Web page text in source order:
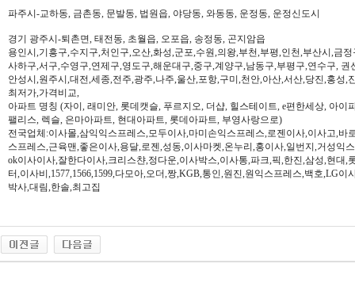
파주시-교하동, 금촌동, 문발동, 법원읍, 야당동, 와동동, 운정동, 운정신도시
경기 광주시-퇴촌면, 태전동, 초월읍, 오포읍, 송정동, 곤지암읍
용인시,기흥구,수지구,처인구,오산,화성,군포,수원,의왕,부천,부평,인천,부산시,금
사하구,서구,수영구,연제구,영도구,해운대구,중구,계양구,남동구,부평구,연수구,
안성시,원주시,대전,세종,전주,광주,나주,울산,포항,구미,천안,아산,서산,당진,홍성,
최저가,가격비교,
아파트 명칭 (자이, 래미안, 롯데캣슬, 푸르지오, 더샵, 힐스테이트, e편한세상, 아이
팰리스, 렉슬, 은마아파트, 현대아파트, 롯데아파트, 부영사랑으로)
전국업체:이사몰,삼익익스프레스,모두이사,마미손익스프레스,로젠이사,이사고,바
스프레스,근육맨,좋은이사,용달,로젠,성동,이사마켓,온누리,홍이사,일번지,거성익
ok이사이사,잘한다이사,크리스챤,정다운,이사박스,이사통,파크,픽,한진,삼성,현대,
터,이사비,1577,1566,1599,다모아,오더,짱,KGB,통인,원진,원익스프레스,백호,LG
박사,대림,한솔,최고집